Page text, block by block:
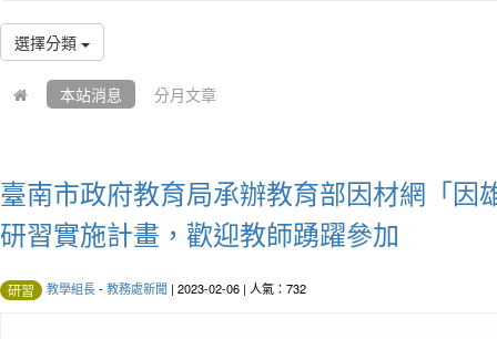
選擇分類
本站消息 分月文章
臺南市政府教育局承辦教育部因材網「因
研習實施計畫，歡迎教師踴躍參加
研習 教學組長- 教務處新聞 | 2023-02-06 | 人氣：732